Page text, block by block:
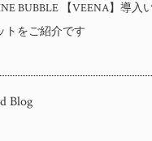
BUBBLE 【VEENA】導入
トをご紹介です
Blog